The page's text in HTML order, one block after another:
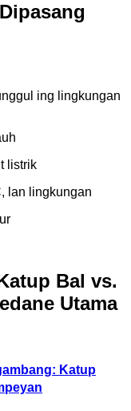
ing lingkungan
listrik
lan lingkungan
Bal vs.
Utama
Katup